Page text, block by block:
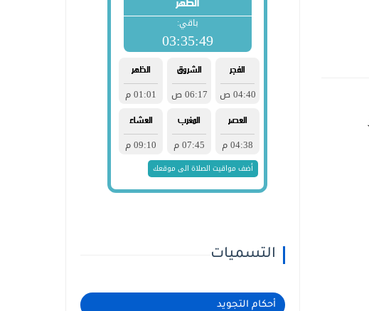
التسميات
أحكام التجويد